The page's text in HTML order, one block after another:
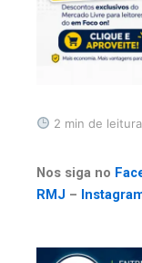
2 min de leitura
Nos siga no
RMJ –